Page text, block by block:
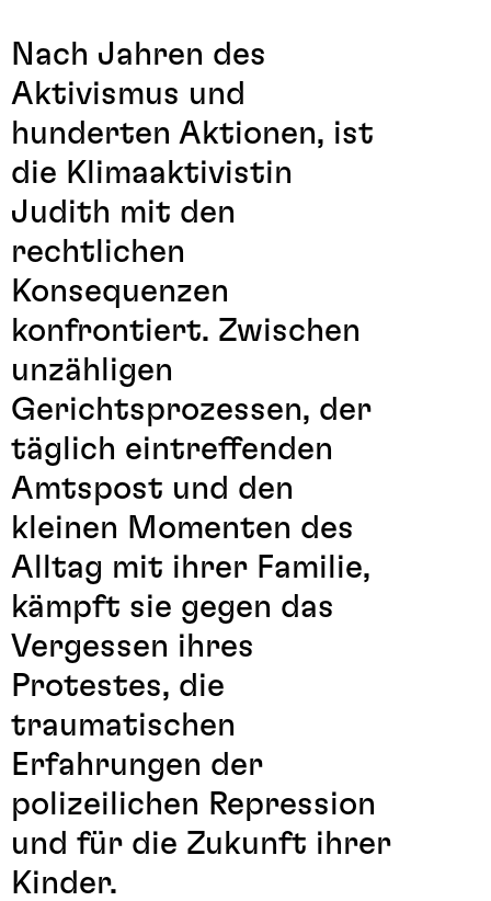
Nach Jahren des
Aktivismus und
hunderten Aktionen, ist
die Klimaaktivistin
Judith mit den
rechtlichen
Konsequenzen
konfrontiert. Zwischen
unzähligen
Gerichtsprozessen, der
täglich eintreffenden
Amtspost und den
kleinen Momenten des
Alltag mit ihrer Familie,
kämpft sie gegen das
Vergessen ihres
Protestes, die
traumatischen
Erfahrungen der
polizeilichen Repression
und für die Zukunft ihrer
Kinder.